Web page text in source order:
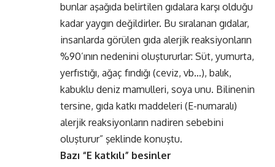
bunlar aşağıda belirtilen gıdalara karşı olduğu
kadar yaygın değildirler. Bu sıralanan gıdalar,
insanlarda görülen gıda alerjik reaksiyonların
%90’ının nedenini oluştururlar: Süt, yumurta,
yerfıstığı, ağaç fındığı (ceviz, vb…), balık,
kabuklu deniz mamulleri, soya unu. Bilinenin
tersine, gıda katkı maddeleri (E-numaralı)
alerjik reaksiyonların nadiren sebebini
oluşturur” şeklinde konuştu.
Bazı “E katkılı” besinler